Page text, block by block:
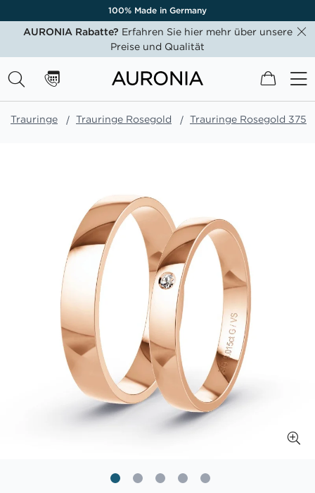
100% Made in Germany
AURONIA Rabatte? Erfahren Sie hier mehr über unsere
Preise und Qualität
Mein
Trauringe Trauringe Rosegold Trauringe Rosegold 375